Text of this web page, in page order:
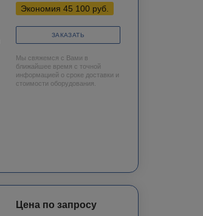
Экономия 45 100 руб.
ЗАКАЗАТЬ
Мы свяжемся с Вами в
ближайшее время с точной
информацией о сроке доставки и
стоимости оборудования.
Цена по запросу